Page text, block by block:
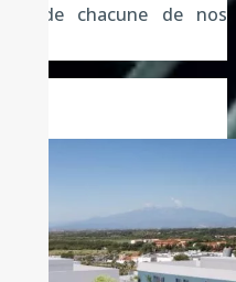
de chacune de nos